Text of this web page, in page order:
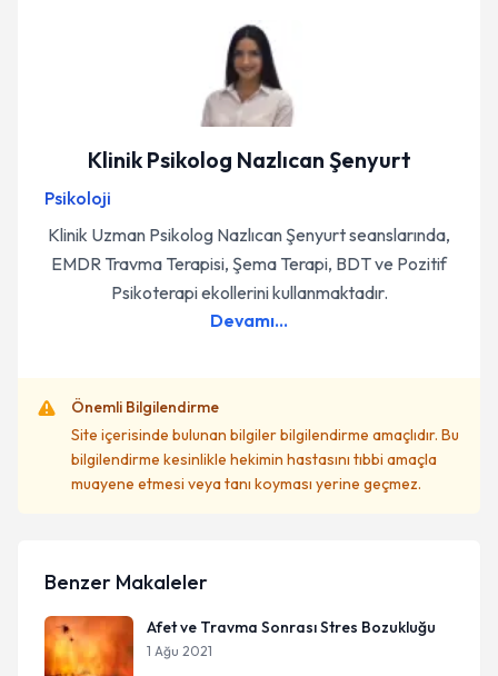
Klinik Psikolog Nazlıcan Şenyurt
Psikoloji
Klinik Uzman Psikolog Nazlıcan Şenyurt seanslarında,
EMDR Travma Terapisi, Şema Terapi, BDT ve Pozitif
Psikoterapi ekollerini kullanmaktadır.
Devamı...
Önemli Bilgilendirme
Site içerisinde bulunan bilgiler bilgilendirme amaçlıdır. Bu
bilgilendirme kesinlikle hekimin hastasını tıbbi amaçla
muayene etmesi veya tanı koyması yerine geçmez.
Benzer Makaleler
Afet ve Travma Sonrası Stres Bozukluğu
1 Ağu 2021